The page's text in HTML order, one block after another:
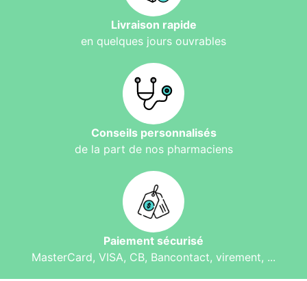
Livraison rapide
en quelques jours ouvrables
Conseils personnalisés
de la part de nos pharmaciens
Paiement sécurisé
MasterCard, VISA, CB, Bancontact, virement, ...